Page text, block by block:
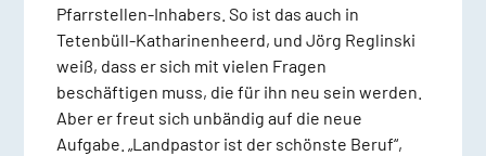
Pfarrstellen-Inhabers. So ist das auch in
Tetenbüll-Katharinenheerd, und Jörg Reglinski
weiß, dass er sich mit vielen Fragen
beschäftigen muss, die für ihn neu sein werden.
Aber er freut sich unbändig auf die neue
Aufgabe. „Landpastor ist der schönste Beruf“,